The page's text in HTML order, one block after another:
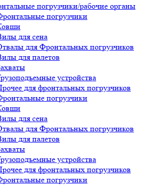
погрузчики/рабочие органы
погрузчики
для сена
для Фронтальных погрузчиков
для палетов
устройства
для фронтальных погрузчиков
погрузчики
для сена
для Фронтальных погрузчиков
для палетов
устройства
для фронтальных погрузчиков
погрузчики